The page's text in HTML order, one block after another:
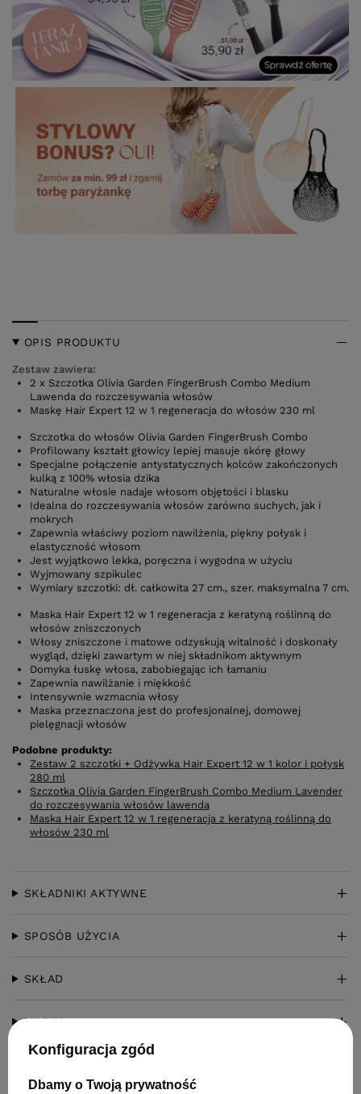
OPIS PRODUKTU
Zestaw zawiera:
2 x Szczotka Olivia Garden FingerBrush Combo Medium
Lawenda do rozczesywania włosów
Maskę Hair Expert 12 w 1 regeneracja do włosów 230 ml
Szczotka do włosów Olivia Garden FingerBrush Combo
Profilowany kształt głowicy lepiej masuje skórę głowy
Specjalne połączenie antystatycznych kolców zakończonych
kulką z 100% włosia dzika
Naturalne włosie nadaje włosom objętości i blasku
Idealna do rozczesywania włosów zarówno suchych, jak i
mokrych
Zapewnia właściwy poziom nawilżenia, piękny połysk i
elastyczność włosom
Jest wyjątkowo lekka, poręczna i wygodna w użyciu
Wyjmowany szpikulec
Wymiary szczotki: dł. całkowita 27 cm., szer. maksymalna 7 cm.
Maska Hair Expert 12 w 1 regeneracja z keratyną roślinną do
włosów zniszczonych
Włosy zniszczone i matowe odzyskują witalność i doskonały
wygląd, dzięki zawartym w niej składnikom aktywnym
Domyka łuskę włosa, zabobiegając ich łamaniu
Zapewnia nawilżanie i miękkość
Intensywnie wzmacnia włosy
Maska przeznaczona jest do profesjonalnej, domowej
pielęgnacji włosów
Podobne produkty:
Zestaw 2 szczotki + Odżywka Hair Expert 12 w 1 kolor i połysk
280 ml
Szczotka Olivia Garden FingerBrush Combo Medium Lavender
do rozczesywania włosów lawenda
Maska Hair Expert 12 w 1 regeneracja z keratyną roślinną do
włosów 230 ml
SKŁADNIKI AKTYWNE
SPOSÓB UŻYCIA
SKŁAD
MARKA
Konfiguracja zgód
Dbamy o Twoją prywatność